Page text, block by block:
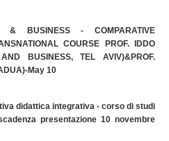
& BUSINESS - COMPARATIVE
COURSE PROF. IDDO
BUSINESS, TEL AVIV)&PROF.
May 10
didattica integrativa - corso di studi
presentazione 10 novembre